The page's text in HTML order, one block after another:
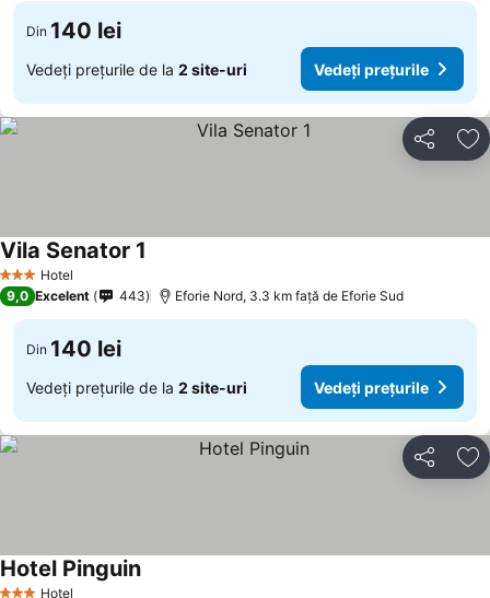
Din 140 lei
Vedeți prețurile de la 2 site-uri Vedeți prețurile
Distribuiți
3 SteleHotel
Vila Senator 1
9,0 Excelent 443 Eforie Nord, 3.3 km faţă de Eforie Sud
Din 140 lei
Vedeți prețurile de la 2 site-uri Vedeți prețurile
Distribuiți
Hotel
Hotel Pinguin